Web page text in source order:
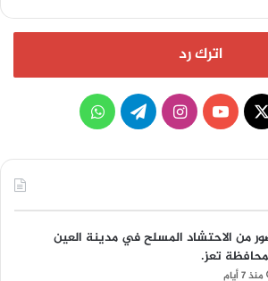
اترك رد
‫X
‫YouTubeانستقرامتيلقرامواتساب
من الاحتشاد المسلح في مدينة العين
تعز.
منذ 7 أيام